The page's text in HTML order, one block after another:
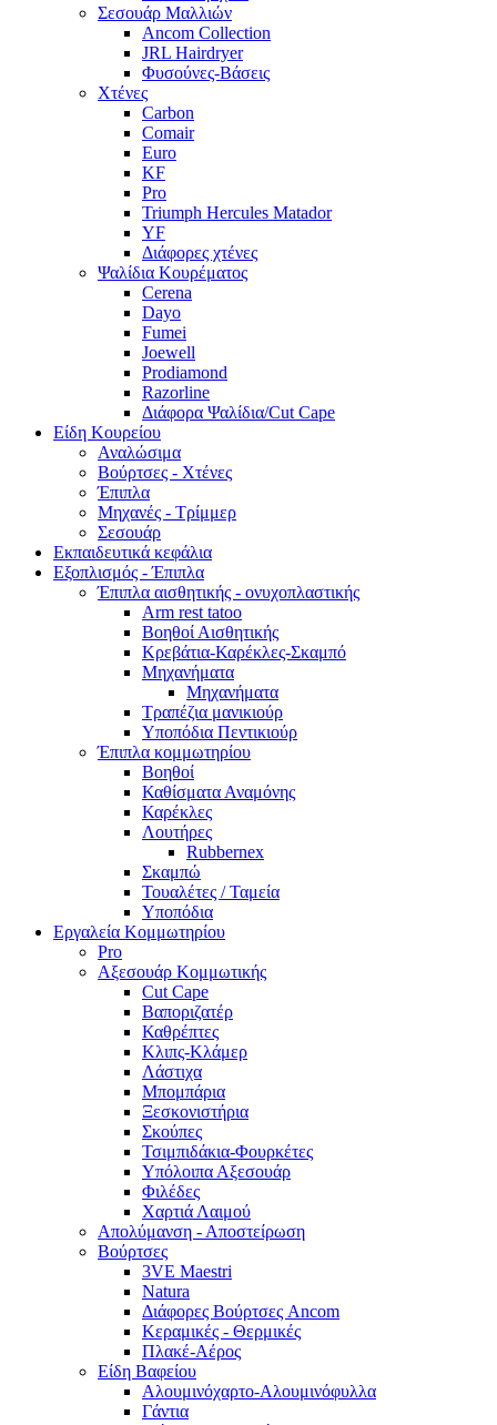
Σεσουάρ Μαλλιών
Ancom Collection
JRL Hairdryer
Φυσούνες-Βάσεις
Χτένες
Carbon
Comair
Euro
KF
Pro
Triumph Hercules Matador
YF
Διάφορες χτένες
Ψαλίδια Κουρέματος
Cerena
Dayo
Fumei
Joewell
Prodiamond
Razorline
Διάφορα Ψαλίδια/Cut Cape
Είδη Κουρείου
Αναλώσιμα
Βούρτσες - Χτένες
Έπιπλα
Μηχανές - Τρίμμερ
Σεσουάρ
Εκπαιδευτικά κεφάλια
Εξοπλισμός - Έπιπλα
Έπιπλα αισθητικής - ονυχοπλαστικής
Arm rest tatoo
Βοηθοί Αισθητικής
Κρεβάτια-Καρέκλες-Σκαμπό
Μηχανήματα
Μηχανήματα
Τραπέζια μανικιούρ
Υποπόδια Πεντικιούρ
Έπιπλα κομμωτηρίου
Βοηθοί
Καθίσματα Αναμόνης
Καρέκλες
Λουτήρες
Rubbernex
Σκαμπώ
Τουαλέτες / Ταμεία
Υποπόδια
Εργαλεία Κομμωτηρίου
Pro
Αξεσουάρ Κομμωτικής
Cut Cape
Βαποριζατέρ
Καθρέπτες
Κλιπς-Κλάμερ
Λάστιχα
Μπομπάρια
Ξεσκονιστήρια
Σκούπες
Τσιμπιδάκια-Φουρκέτες
Υπόλοιπα Αξεσουάρ
Φιλέδες
Χαρτιά Λαιμού
Απολύμανση - Αποστείρωση
Βούρτσες
3VE Maestri
Natura
Διάφορες Βούρτσες Ancom
Κεραμικές - Θερμικές
Πλακέ-Αέρος
Είδη Βαφείου
Αλουμινόχαρτο-Αλουμινόφυλλα
Γάντια